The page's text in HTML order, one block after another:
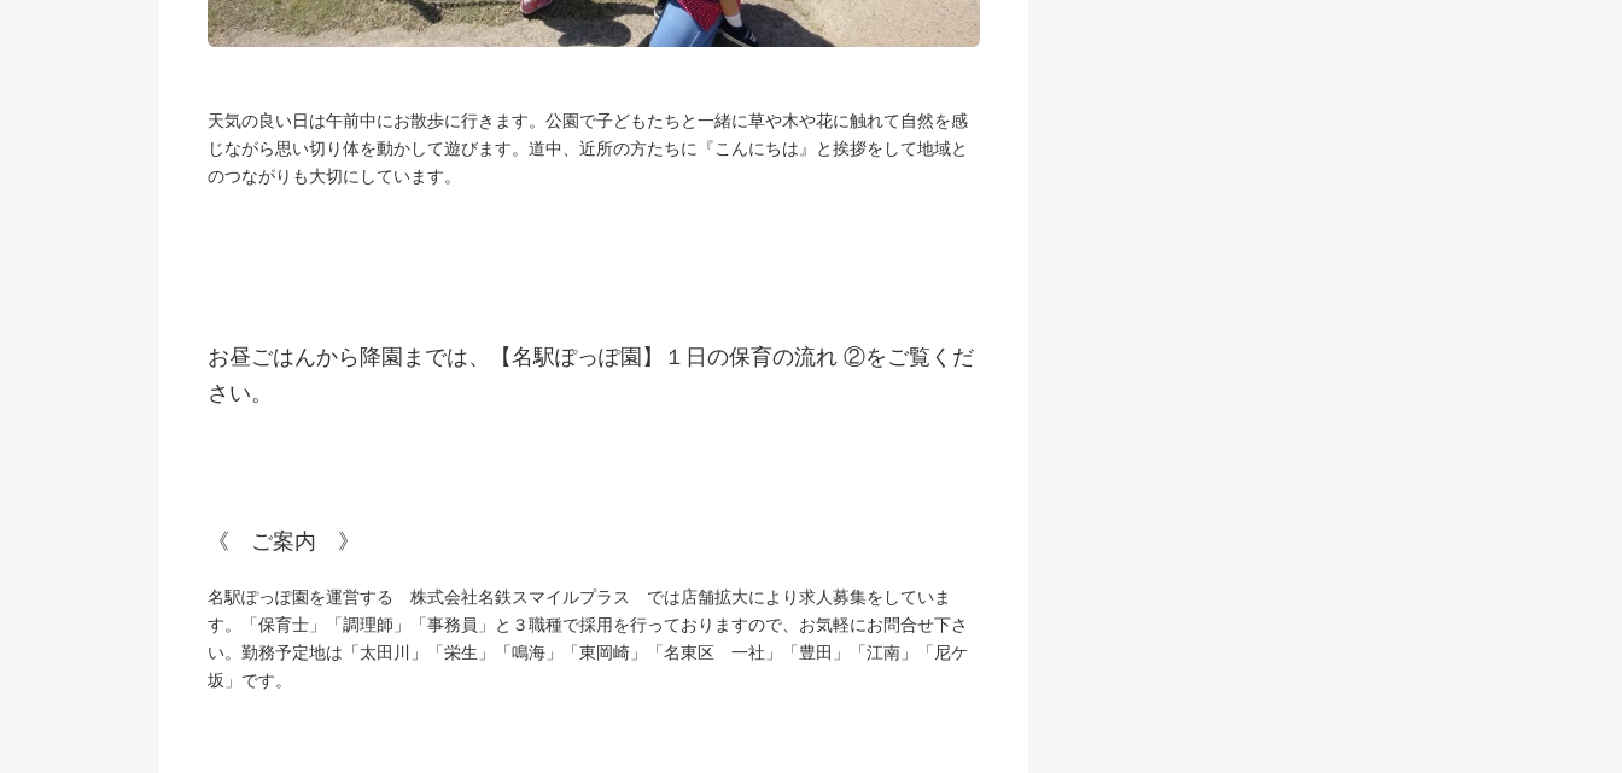
天気の良い日は午前中にお散歩に行きます。公園で子どもたちと一緒に草や木や花に触れて自然を感
じながら思い切り体を動かして遊びます。道中、近所の方たちに『こんにちは』と挨拶をして地域と
のつながりも大切にしています。
お昼ごはんから降園までは、【名駅ぽっぽ園】１日の保育の流れ ②をご覧くだ
さい。
《 ご案内 》
名駅ぽっぽ園を運営する 株式会社名鉄スマイルプラス では店舗拡大により求人募集をしていま
す。「保育士」「調理師」「事務員」と３職種で採用を行っておりますので、お気軽にお問合せ下さ
い。勤務予定地は「太田川」「栄生」「鳴海」「東岡崎」「名東区 一社」「豊田」「江南」「尼ケ
坂」です。